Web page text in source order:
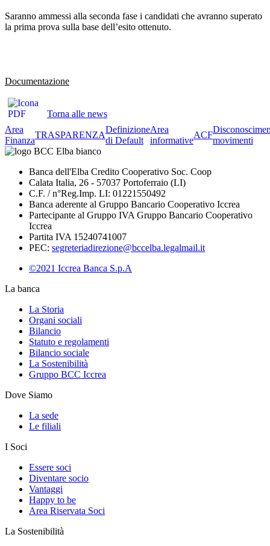
Saranno ammessi alla seconda fase i candidati che avranno superato
la prima prova sulla base dell’esito ottenuto.
Documentazione
Torna alle news
Area
Finanza
TRASPARENZA
Definizione
di Default
Area
informative
ACF
movimenti
Banca dell'Elba Credito Cooperativo Soc. Coop
Calata Italia, 26 - 57037 Portoferraio (LI)
C.F. / n°Reg.Imp. LI: 01221550492
Banca aderente al Gruppo Bancario Cooperativo Iccrea
Partecipante al Gruppo IVA Gruppo Bancario Cooperativo
Iccrea
Partita IVA 15240741007
PEC: segreteriadirezione@bccelba.legalmail.it
©2021 Iccrea Banca S.p.A
La banca
La Storia
Organi sociali
Bilancio
Statuto e regolamenti
Bilancio sociale
La Sostenibilità
Gruppo BCC Iccrea
Dove Siamo
La sede
Le filiali
I Soci
Essere soci
Diventare socio
Vantaggi
Happy to be
Area Riservata Soci
La Sostenibilità